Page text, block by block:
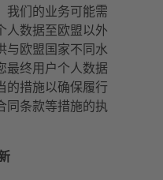
我们的业务可能需
人数据至欧盟以外
与欧盟国家不同水
最终用户个人数据
的措施以确保履行
同条款等措施的执